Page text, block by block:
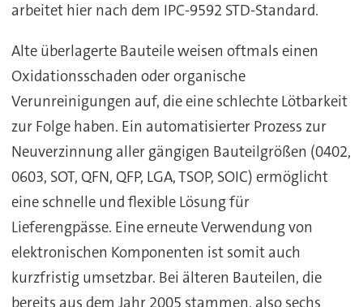
arbeitet hier nach dem IPC-9592 STD-Standard.
Alte überlagerte Bauteile weisen oftmals einen
Oxidationsschaden oder organische
Verunreinigungen auf, die eine schlechte Lötbarkeit
zur Folge haben. Ein automatisierter Prozess zur
Neuverzinnung aller gängigen Bauteilgrößen (0402,
0603, SOT, QFN, QFP, LGA, TSOP, SOIC) ermöglicht
eine schnelle und flexible Lösung für
Lieferengpässe. Eine erneute Verwendung von
elektronischen Komponenten ist somit auch
kurzfristig umsetzbar. Bei älteren Bauteilen, die
bereits aus dem Jahr 2005 stammen, also sechs